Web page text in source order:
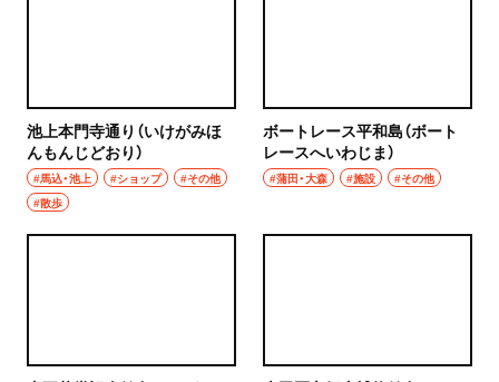
つくば
守谷
取手
前橋
コーヒー
ラーメン・つけ麺
ラーメン
池上本門寺通り（いけがみほ
んもんじどおり）
#馬込・池上 #ショップ
#その他
#散歩
ボートレース平和島（ボート
レースへいわじま）
#蒲田・大森 #施設 #その他